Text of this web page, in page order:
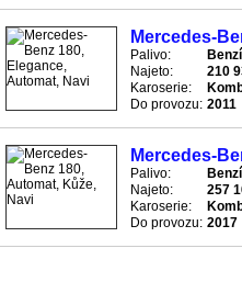
Mercedes-
Palivo:
Najeto:
210
Karoserie:
Do provozu: 2011
Mercedes-
Palivo:
Najeto:
257
Karoserie:
Do provozu: 2017